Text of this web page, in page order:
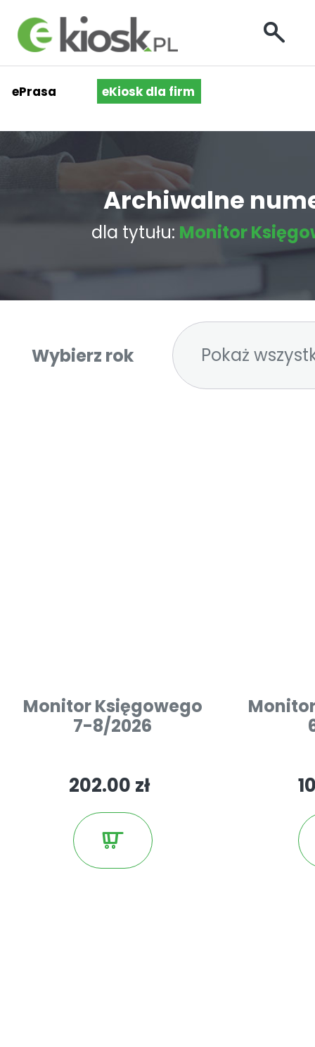
ePrasa eKiosk dla firm
Archiwalne
dla tytułu: Monitor
Wybierz rok Pokaż
Monitor Księgowego
7-8/2026
202.00 zł